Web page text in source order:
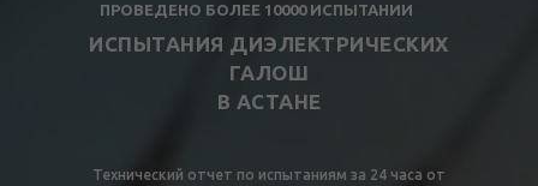
ПРОВЕДЕНО БОЛЕЕ 10000 ИСПЫТАНИИ
ИСПЫТАНИЯ ДИЭЛЕКТРИЧЕСКИХ
ГАЛОШ
В АСТАНЕ
Технический отчет по испытаниям за 24 часа от